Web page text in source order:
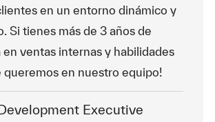
en un entorno dinámico y
Si tienes más de 3 años de
ventas internas y habilidades
queremos en nuestro equipo!
Executive